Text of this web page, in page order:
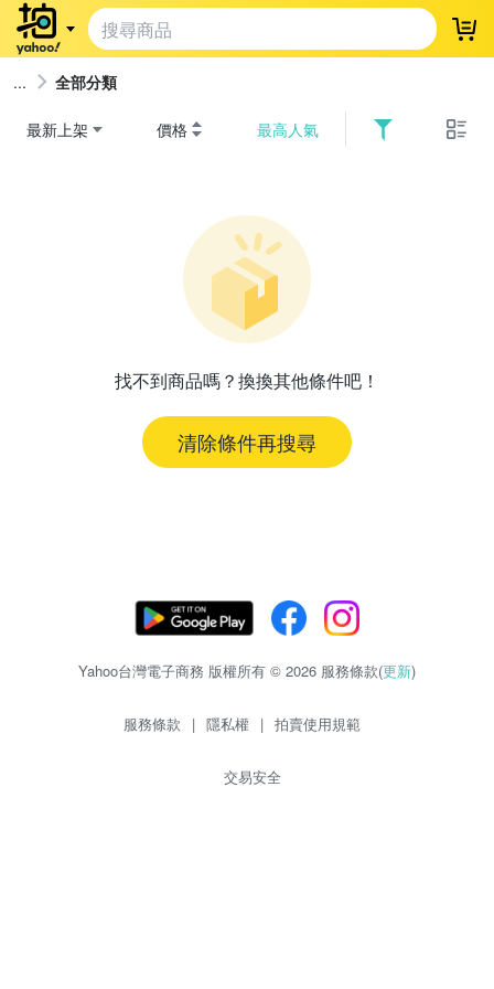
登
全部分類
最新上架 價格 最高人氣
找不到商品嗎？換換其他條件吧！
清除條件再搜尋
Yahoo台灣電子商務 版權所有 © 2026 服務條款(更新)
服務條款 | 隱私權 | 拍賣使用規範
交易安全